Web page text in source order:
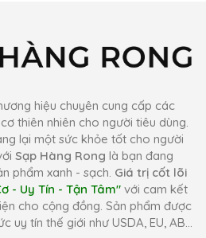
hiệu chuyên cung cấp các
thiên nhiên cho người tiêu dùng.
lại một sức khỏe tốt cho người
Sạp Hàng Rong là bạn đang
phẩm xanh - sạch. Giá trị cốt lõi
- Uy Tín - Tận Tâm" với cam kết
cho cộng đồng. Sản phẩm được
uy tín thế giới như USDA, EU, AB...